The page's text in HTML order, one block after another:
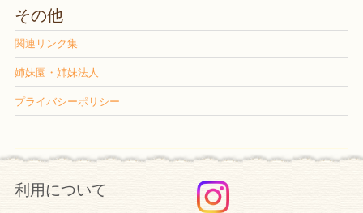
その他
関連リンク集
姉妹園・姉妹法人
プライバシーポリシー
利用について